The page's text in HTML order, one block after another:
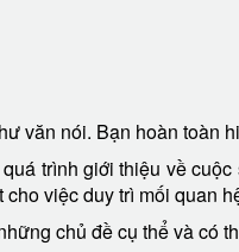
văn nói. Bạn hoàn toàn
trình giới thiệu về
việc duy trì mối quan
chủ đề cụ thể và có